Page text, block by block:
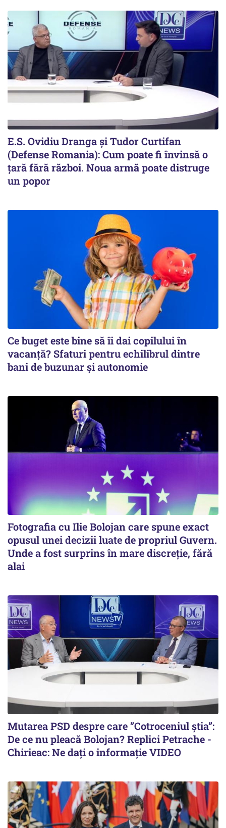
E.S. Ovidiu Dranga și Tudor Curtifan
(Defense Romania): Cum poate fi învinsă o
țară fără război. Noua armă poate distruge
un popor
Ce buget este bine să îi dai copilului în
vacanță? Sfaturi pentru echilibrul dintre
bani de buzunar și autonomie
Fotografia cu Ilie Bolojan care spune exact
opusul unei decizii luate de propriul Guvern.
Unde a fost surprins în mare discreție, fără
alai
Mutarea PSD despre care ”Cotroceniul știa”:
De ce nu pleacă Bolojan? Replici Petrache -
Chirieac: Ne dați o informație VIDEO